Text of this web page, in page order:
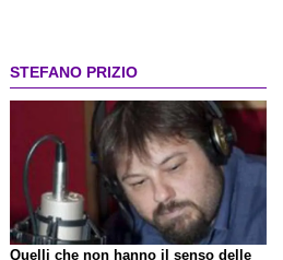
STEFANO PRIZIO
Quelli che non hanno il senso delle